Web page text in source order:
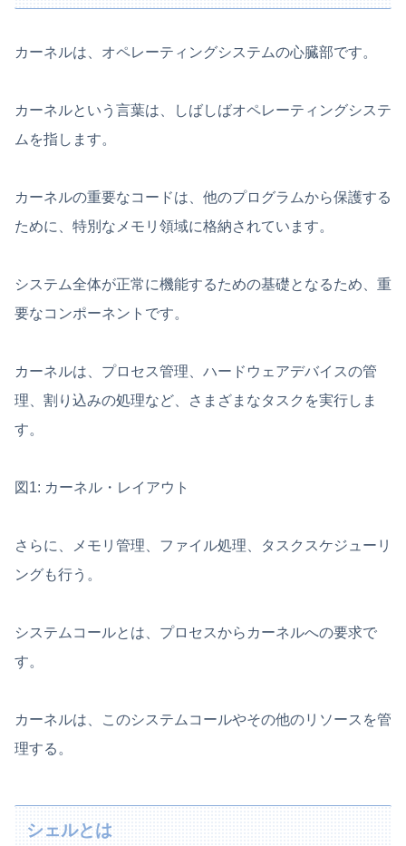
カーネルは、オペレーティングシステムの心臓部です。
カーネルという言葉は、しばしばオペレーティングシステ
ムを指します。
カーネルの重要なコードは、他のプログラムから保護する
ために、特別なメモリ領域に格納されています。
システム全体が正常に機能するための基礎となるため、重
要なコンポーネントです。
カーネルは、プロセス管理、ハードウェアデバイスの管
理、割り込みの処理など、さまざまなタスクを実行しま
す。
図1: カーネル・レイアウト
さらに、メモリ管理、ファイル処理、タスクスケジューリ
ングも行う。
システムコールとは、プロセスからカーネルへの要求で
す。
カーネルは、このシステムコールやその他のリソースを管
理する。
シェルとは